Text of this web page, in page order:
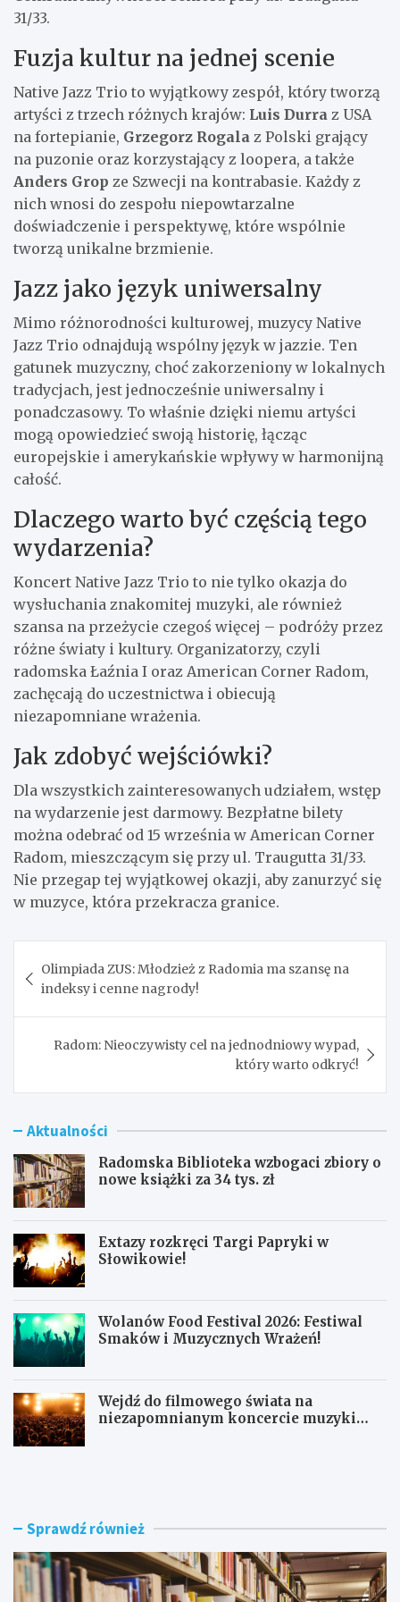
31/33.
Fuzja kultur na jednej scenie
Native Jazz Trio to wyjątkowy zespół, który tworzą
artyści z trzech różnych krajów: Luis Durra z USA
na fortepianie, Grzegorz Rogala z Polski grający
na puzonie oraz korzystający z loopera, a także
Anders Grop ze Szwecji na kontrabasie. Każdy z
nich wnosi do zespołu niepowtarzalne
doświadczenie i perspektywę, które wspólnie
tworzą unikalne brzmienie.
Jazz jako język uniwersalny
Mimo różnorodności kulturowej, muzycy Native
Jazz Trio odnajdują wspólny język w jazzie. Ten
gatunek muzyczny, choć zakorzeniony w lokalnych
tradycjach, jest jednocześnie uniwersalny i
ponadczasowy. To właśnie dzięki niemu artyści
mogą opowiedzieć swoją historię, łącząc
europejskie i amerykańskie wpływy w harmonijną
całość.
Dlaczego warto być częścią tego
wydarzenia?
Koncert Native Jazz Trio to nie tylko okazja do
wysłuchania znakomitej muzyki, ale również
szansa na przeżycie czegoś więcej – podróży przez
różne światy i kultury. Organizatorzy, czyli
radomska Łaźnia I oraz American Corner Radom,
zachęcają do uczestnictwa i obiecują
niezapomniane wrażenia.
Jak zdobyć wejściówki?
Dla wszystkich zainteresowanych udziałem, wstęp
na wydarzenie jest darmowy. Bezpłatne bilety
można odebrać od 15 września w American Corner
Radom, mieszczącym się przy ul. Traugutta 31/33.
Nie przegap tej wyjątkowej okazji, aby zanurzyć się
w muzyce, która przekracza granice.
wpisu
Olimpiada ZUS: Młodzież z Radomia ma szansę na
indeksy i cenne nagrody!
Radom: Nieoczywisty cel na jednodniowy wypad,
który warto odkryć!
Aktualności
Radomska Biblioteka wzbogaci zbiory o
nowe książki za 34 tys. zł
Extazy rozkręci Targi Papryki w
Słowikowie!
Wolanów Food Festival 2026: Festiwal
Smaków i Muzycznych Wrażeń!
Wejdź do filmowego świata na
niezapomnianym koncercie muzyki
R
s
a
E
y
o
k
Sprawdź również